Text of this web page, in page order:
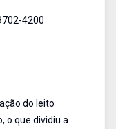
4200
do leito
o que dividiu a